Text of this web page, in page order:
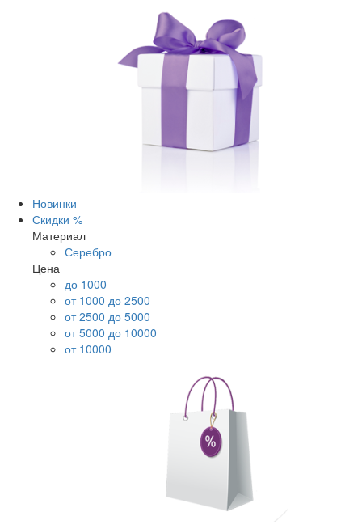
Новинки
Скидки %
Материал
Серебро
Цена
до 1000
от 1000 до 2500
от 2500 до 5000
от 5000 до 10000
от 10000